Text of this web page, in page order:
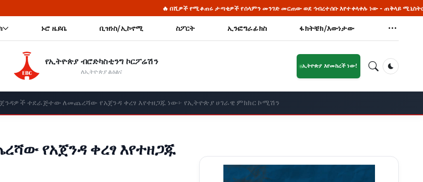
🔥 በሺዎች የሚቆጠሩ ታጣቂዎች የሰላምን መንገድ መርጠው ወደ ኅብረተሰቡ እየተቀላቀሉ ነው - ጠቅላይ ሚኒስትር ዐቢይ አሕመድ (ዶ/ር)
ኑሮ ዜይቤ ቢዝነስ/ኢኮኖሚ ስፖርት ኢንፎግራፊክስ ፋክትቼክ/እውነታው
የኢትዮጵያ ብሮድካስቲንግ ኮርፖሬሽን
ለኢትዮጵያ ልዕልና
ኢትዮጵያ እየመከረች ነው!
Dark
ተደራጅተው ለመጨረሻው የአጀንዳ ቀረፃ እየተዘጋጁ ነው፦ የኢትዮጵያ ሀገራዊ ምክክር ኮሚሽን
የአጀንዳ ቀረፃ እየተዘጋጁ